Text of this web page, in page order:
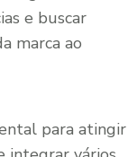
e buscar
marca ao
para atingir